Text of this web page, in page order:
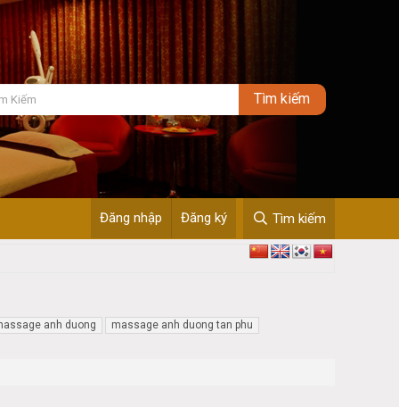
Đăng nhập Đăng ký Tìm kiếm
anh duong
massage anh duong tan phu